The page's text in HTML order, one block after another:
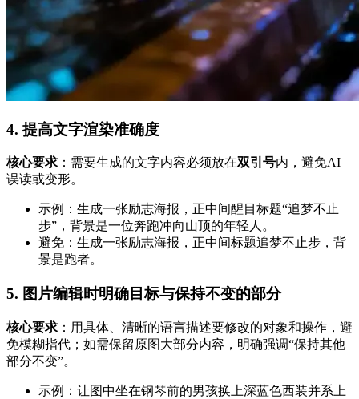
4. 提高文字渲染准确度
核心要求：需要生成的文字内容必须放在双引号内，避免AI
误读或变形。
示例：生成一张励志海报，正中间醒目标题“追梦不止
步”，背景是一位奔跑冲向山顶的年轻人。
避免：生成一张励志海报，正中间标题追梦不止步，背
景是跑者。
5. 图片编辑时明确目标与保持不变的部分
核心要求 ：用具体、清晰的语言描述要修改的对象和操作，避
免模糊指代；如需保留原图大部分内容，明确强调“保持其他
部分不变”。
示例：让图中坐在钢琴前的男孩换上深蓝色西装并系上